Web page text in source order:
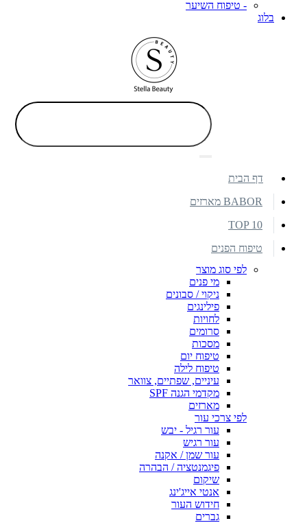
- טיפוח השיער
בלוג
דף הבית
BABOR מארזים
TOP 10
טיפוח הפנים
לפי סוג מוצר
מי פנים
ניקוי / סבונים
פילינגים
לחויות
סרומים
מסכות
טיפוח יום
טיפוח לילה
עיניים, שפתיים, צוואר
מקדמי הגנה SPF
מארזים
לפי צרכי עור
עור רגיל - יבש
עור רגיש
עור שמן / אקנה
פיגמנטציה / הבהרה
שיקום
אנטי אייג'ינג
חידוש העור
גברים